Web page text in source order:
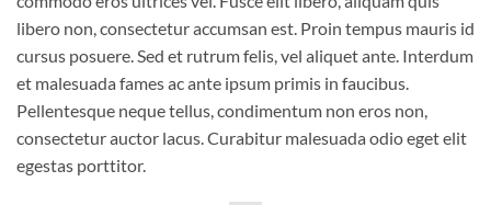
libero non, consectetur accumsan est. Proin tempus mauris id
cursus posuere. Sed et rutrum felis, vel aliquet ante. Interdum
et malesuada fames ac ante ipsum primis in faucibus.
Pellentesque neque tellus, condimentum non eros non,
consectetur auctor lacus. Curabitur malesuada odio eget elit
egestas porttitor.